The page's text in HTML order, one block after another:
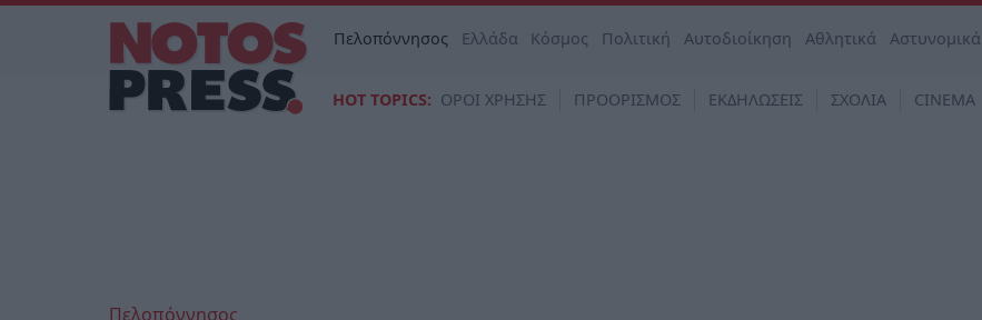
Πελοπόννησος Ελλάδα Κόσμος Πολιτική Αυτοδιοίκηση Αθλητικά Αστυνομικά
HOT TOPICS: ΟΡΟΙ ΧΡΗΣΗΣ ΠΡΟΟΡΙΣΜΟΣ ΕΚΔΗΛΩΣΕΙΣ ΣΧΟΛΙΑ CINEMA
Πελοπόννησος